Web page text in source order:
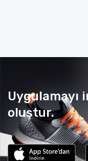
Uygulamayı
oluştur.